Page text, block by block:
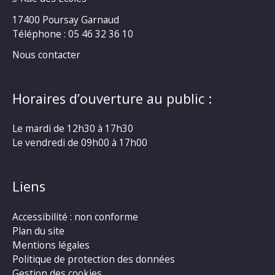
17400 Poursay Garnaud
Téléphone : 05 46 32 36 10
Nous contacter
Horaires d’ouverture au public :
Le mardi de 12h30 à 17h30
Le vendredi de 09h00 à 17h00
Liens
Accessibilité : non conforme
Plan du site
Mentions légales
Politique de protection des données